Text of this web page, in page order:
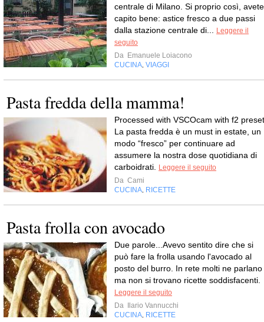
centrale di Milano. Si proprio così, avete
capito bene: astice fresco a due passi
dalla stazione centrale di...
Leggere il
seguito
Da Emanuele Loiacono
CUCINA VIAGGI
Pasta fredda della mamma!
Processed with VSCOcam with f2 preset
La pasta fredda è un must in estate, un
modo “fresco” per continuare ad
assumere la nostra dose quotidiana di
carboidrati.
Leggere il seguito
Da Cami
CUCINA RICETTE
Pasta frolla con avocado
Due parole...Avevo sentito dire che si
può fare la frolla usando l'avocado al
posto del burro. In rete molti ne parlano
ma non si trovano ricette soddisfacenti.
Leggere il seguito
Da
Ilario Vannucchi
CUCINA RICETTE